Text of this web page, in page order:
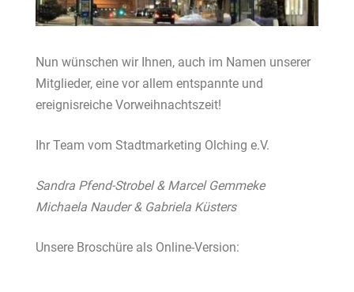
Nun wünschen wir Ihnen, auch im Namen unserer
Mitglieder, eine vor allem entspannte und
ereignisreiche Vorweihnachtszeit!
Ihr Team vom Stadtmarketing Olching e.V.
Sandra Pfend-Strobel & Marcel Gemmeke
Michaela Nauder & Gabriela Küsters
Unsere Broschüre als Online-Version: